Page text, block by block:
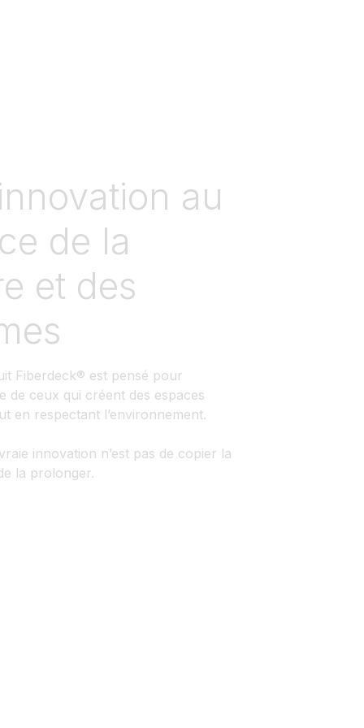
au
de la
et des
Fiberdeck® est pensé pour
de ceux qui créent des espaces
en respectant l’environnement.
innovation n’est pas de copier la
la prolonger.